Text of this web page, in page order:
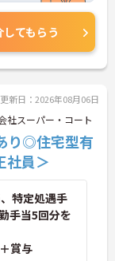
安
ら
だ
してもらう
更新日：2026年08月06日
社スーパー・コート
り◎住宅型有
社員＞
特定処遇手
手当5回分を
賞与